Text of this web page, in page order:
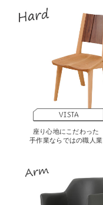
VISTA
座り心地にこだわった
手作業ならではの職人業